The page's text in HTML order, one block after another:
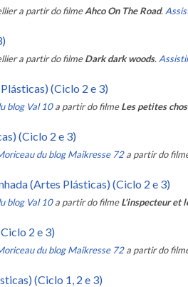
a partir do filme Ahco On The Road.
a partir do filme Dark dark woods.
(Ciclo 2 e 3)
blog Val 10 a partir do filme Les petites
(Ciclo 2 e 3)
du blog Maikresse 72 a partir do
(Artes Plásticas) (Ciclo 2 e 3)
blog Val 10 a partir do filme L'inspecteur et
2 e 3)
du blog Maikresse 72 a partir do
(Ciclo 1, 2 e 3)